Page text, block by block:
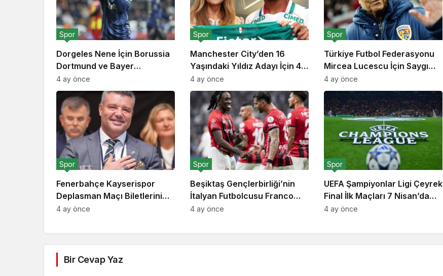
Dorgeles Nene İçin Borussia
Dortmund ve Bayer
Leverkusen Devreye Girdi
Spor
4 ay önce
Manchester City’den 16
Yaşındaki Yıldız Adayı İçin 40
Milyon Euroluk Rekor Teklif
Spor
4 ay önce
Türkiye Futbol Federasyonu
Mircea Lucescu İçin Saygı
Duruşu Kararı Aldı
Spor
4 ay önce
Fenerbahçe Kayserispor
Deplasman Maçı Biletlerini
Taraftarı İçin Sübvanse Etti
Spor
4 ay önce
Beşiktaş Gençlerbirliği’nin
İtalyan Futbolcusu Franco
Tongya’yı Transfer Listesine
Spor
4 ay önce
UEFA Şampiyonlar Ligi Çeyrek
Final İlk Maçları 7 Nisan’da
Başlıyor
Spor
4 ay önce
Bir Cevap Yaz